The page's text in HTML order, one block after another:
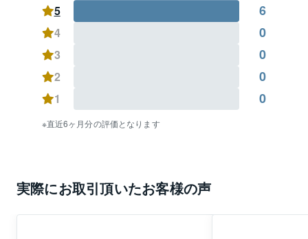
④他社に売却を任せているが、なかなかいい話が無
い。価格が妥当か再査定したい。
【リバブルでは不動産買取も行います】
東急リバブルでは、当社が買主となり
売主様から直接買い取る「不動産買取」
仲介手数料は不要です。
①室内内覧に向けたお掃除や荷物の撤去が面倒なお客
いお客様
5
6
4 0
3 0
2 0
1 0
直近6ヶ月分の評価となります
実際にお取引頂いたお客様の声